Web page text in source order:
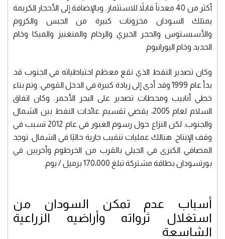
أكثر من 40 معدناً قابلاً للاستثمار. وبالإضافة إلى الأحجار الكريمة
يمتلك السودان مخزونات كبيرة من الجبس والكروم
والأسبستوس والحجر الجيري والرخام والمنغنيز والميكا وخام
الحديد وخام اليورانيوم.
وكان تصدير النفط الذي تقع معظم احتياطياته في الجنوب قد
بدأ عام 1999 وقد أدى إلى زيادة كبيرة في الدخل القومي. وتم بناء
خطي أنابيب ومحطات تصدير على البحر الأحمر. وكان اتفاق
السلام لعام 2005، يقضي تقسيم عائدات النفط بين الشمال
والجنوب. لكن النزاع حول رسوم العبور في عام 2012 تسبب في
وقف الإنتاج. هنالك عمليات تنقيب جارية حاليًا في الشمال. توجد
المصافي الكبرى في الجيلي بالقرب من الخرطوم وأخريين في
بورتسودان بطاقة مشتركة تبلغ 170،000 برميل / يوم.
أسباب عدم تمكن السودان من
استغلال ثرواته وأراضيه الزراعية
الشاسعة